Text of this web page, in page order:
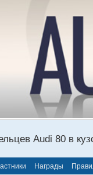
Audi 80 в
Награды